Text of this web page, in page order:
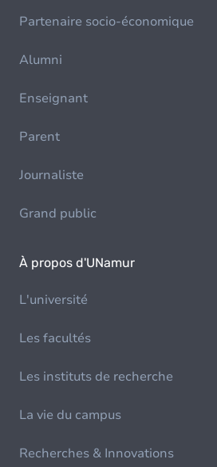
Partenaire socio-économique
Alumni
Enseignant
Parent
Journaliste
Grand public
À propos d'UNamur
L'université
Les facultés
Les instituts de recherche
La vie du campus
Recherches & Innovations